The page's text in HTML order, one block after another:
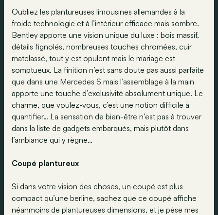
Oubliez les plantureuses limousines allemandes à la
froide technologie et à l’intérieur efficace mais sombre.
Bentley apporte une vision unique du luxe : bois massif,
détails fignolés, nombreuses touches chromées, cuir
matelassé, tout y est opulent mais le mariage est
somptueux. La finition n’est sans doute pas aussi parfaite
que dans une Mercedes S mais l’assemblage à la main
apporte une touche d’exclusivité absolument unique. Le
charme, que voulez-vous, c’est une notion difficile à
quantifier… La sensation de bien-être n’est pas à trouver
dans la liste de gadgets embarqués, mais plutôt dans
l’ambiance qui y règne…
Coupé plantureux
Si dans votre vision des choses, un coupé est plus
compact qu’une berline, sachez que ce coupé affiche
néanmoins de plantureuses dimensions, et je pèse mes